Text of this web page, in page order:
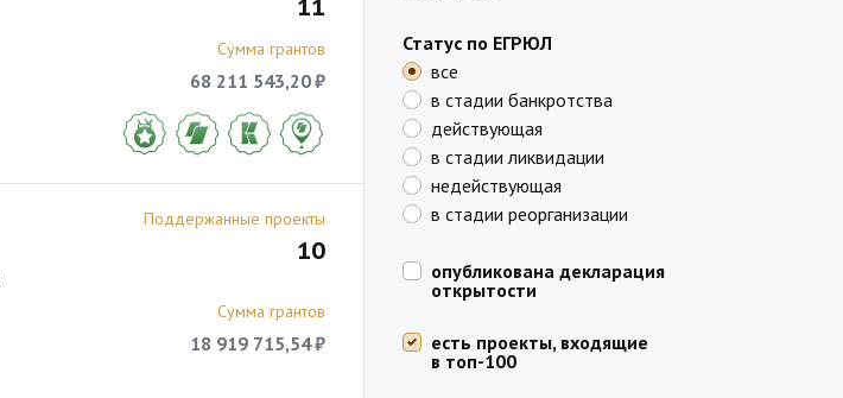
11
Сумма грантов
68 211 543,20 ₽
Поддержанные проекты
10
Сумма грантов
18 919 715,54 ₽
Статус по ЕГРЮЛ
все
в стадии банкротства
действующая
в стадии ликвидации
недействующая
в стадии реорганизации
опубликована декларация
открытости
есть проекты, входящие
в топ-100